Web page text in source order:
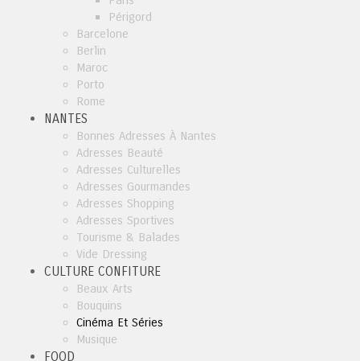
Périgord
Barcelone
Berlin
Maroc
Porto
Rome
NANTES
Bonnes Adresses À Nantes
Adresses Beauté
Adresses Culturelles
Adresses Gourmandes
Adresses Shopping
Adresses Sportives
Tourisme & Balades
Vide Dressing
CULTURE CONFITURE
Beaux Arts
Bouquins
Cinéma Et Séries
Musique
FOOD